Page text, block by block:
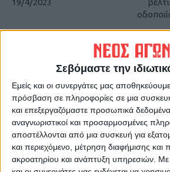
Σεβόμαστε την
Εμείς και οι συνεργάτες μας
πρόσβαση σε πληροφορίες σε μια
και επεξεργαζόμαστε προσωπικά
αναγνωριστικοί και προσαρμοσμένες
αποστέλλονται από μια συσκευή για
και περιεχόμενο, μέτρηση διαφήμισης και
ακροατηρίου και ανάπτυξη υπηρεσιών. Με
19/4/2023
ΝΕΟΣ ΑΓΩΝ
https://neosagon.gr
Η Αρχαιότερη Καθημερινή Πρωινή